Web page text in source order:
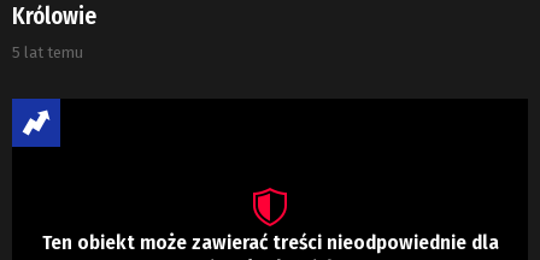
Królowie
5 lat temu
Ten obiekt może zawierać treści nieodpowiednie dla